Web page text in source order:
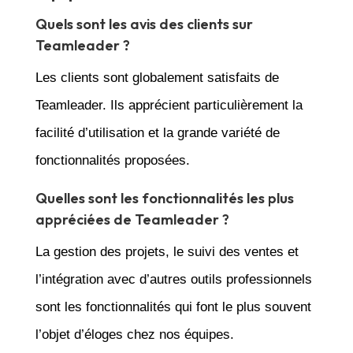
Quels sont les avis des clients sur
Teamleader ?
Les clients sont globalement satisfaits de
Teamleader. Ils apprécient particulièrement la
facilité d’utilisation et la grande variété de
fonctionnalités proposées.
Quelles sont les fonctionnalités les plus
appréciées de Teamleader ?
La gestion des projets, le suivi des ventes et
l’intégration avec d’autres outils professionnels
sont les fonctionnalités qui font le plus souvent
l’objet d’éloges chez nos équipes.